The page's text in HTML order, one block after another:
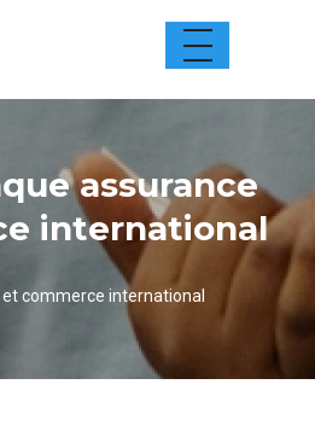
assurance
international
commerce international